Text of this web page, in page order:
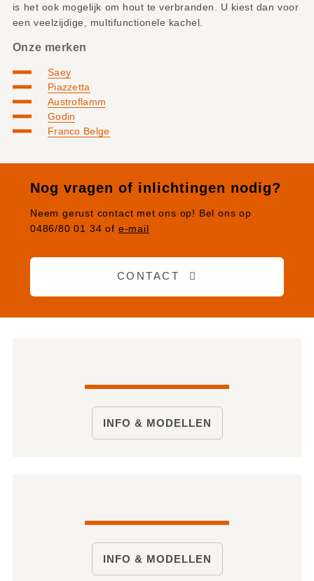
is het ook mogelijk om hout te verbranden. U kiest dan voor
een veelzijdige, multifunctionele kachel.
Onze merken
Saey
Piazzetta
Austroflamm
Godin
Franco Belge
Nog vragen of inlichtingen nodig?
Neem gerust contact met ons op! Bel ons op
0486/80 01 34 of e-mail
CONTACT
INFO & MODELLEN
INFO & MODELLEN